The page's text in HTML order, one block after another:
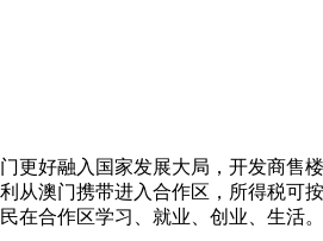
好融入国家发展大局，开发商售
从澳门携带进入合作区，所得税可
在合作区学习、就业、创业、生活